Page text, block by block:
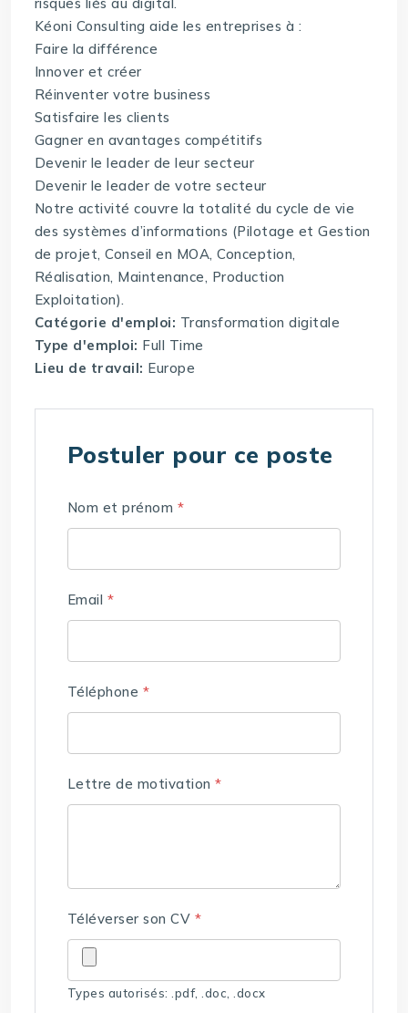
risques liés au digital.
Kéoni Consulting aide les entreprises à :
Faire la différence
Innover et créer
Réinventer votre business
Satisfaire les clients
Gagner en avantages compétitifs
Devenir le leader de leur secteur
Devenir le leader de votre secteur
Notre activité couvre la totalité du cycle de vie
des systèmes d’informations (Pilotage et Gestion
de projet, Conseil en MOA, Conception,
Réalisation, Maintenance, Production
Exploitation).
Catégorie d'emploi: Transformation digitale
Type d'emploi: Full Time
Lieu de travail: Europe
Postuler pour ce poste
Nom et prénom *
Email *
Téléphone *
Lettre de motivation*
Téléverser son CV *
Types autorisés: .pdf, .doc, .docx